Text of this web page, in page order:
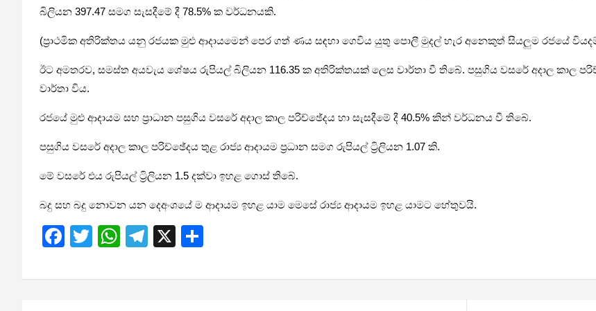
බිලියන 397.47 සමග සැසදීමේ දී 78.5% ක වර්ධනයකි.
(ප්‍රාථමික අතිරික්තය යනු රජයක මුළු ආදායමෙන් පෙර ගත් ණය සඳහා ගෙවිය යුතු පොලී මුදල් හැර අනෙකුත් සියලුම රජයේ
ඊට අමතරව, සමස්ත අයවැය ශේෂය රුපියල් බිලියන 116.35 ක අතිරික්තයක් ලෙස වාර්තා වී තිබේ. පසුගිය වසරේ අදාල කාල
වාර්තා විය.
රජයේ මුළු ආදායම සහ ප්‍රාධාන පසුගිය වසරේ අදාල කාල පරිච්ඡේදය හා සැසදීමේ දී 40.5% කින් වර්ධනය වී තිබේ.
පසුගිය වසරේ අදාල කාල පරිච්ඡේදය තුළ රාජ්‍ය ආදායම ප්‍රධාන සමග රුපියල් ට්‍රිලියන 1.07 කි.
මේ වසරේ එය රුපියල් ට්‍රිලියන 1.5 දක්වා ඉහළ ගොස් තිබේ.
බදු සහ බදු නොවන යන දෙඅංශයේ ම ආදායම ඉහළ යාම මෙසේ රාජ්‍ය ආදායම ඉහළ යාමට හේතුවයි.
F
ce
T
tt
W
at
T
e
X
ar